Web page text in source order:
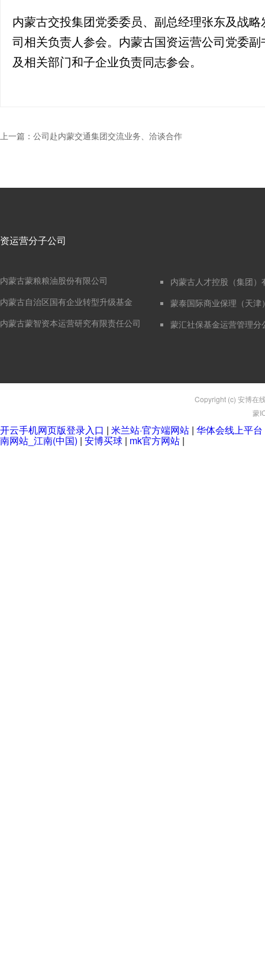
内蒙古交投集团党委委员、副总经理张东及战
司相关负责人参会。内蒙古国资运营公司党委
及相关部门和子企业负责同志参会。
上一篇： 公司赴内蒙交通集团交流业务、洽谈合作
运营分子公司
内蒙古蒙粮粮油股份有限公司
内蒙古自治区国有企业转型升级基金
内蒙古蒙智资本运营研究有限责任公司
内蒙古人才控股（集团）
蒙泰国际商业保理（天津
蒙汇社保基金运营管理分
Copyright (c) 安博在
蒙
开云手机网页版登录入口 | 米兰站·官方端网站 | 华体会线上平
南网站_江南(中国) | 安博买球 | mk官方网站 |